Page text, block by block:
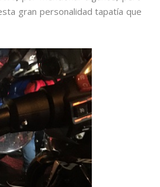
gran personalidad tapatía que